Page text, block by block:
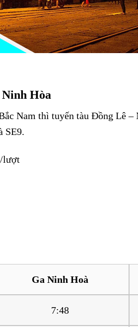
Hòa
Nam thì tuyến tàu Đồng Lê –
SE9.
lượt
Ga Ninh Hoà
7:48